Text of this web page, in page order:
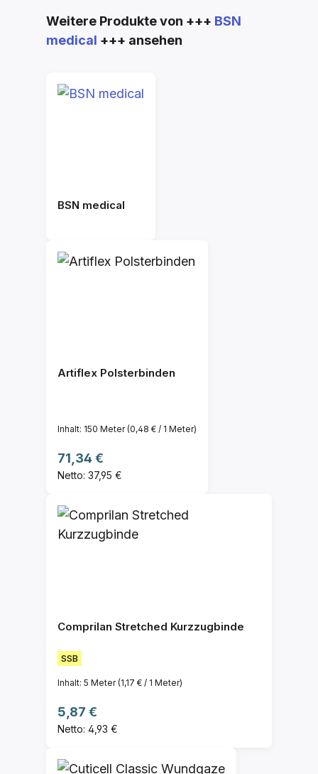
Produktgalerie überspringen
Weitere Produkte von +++ BSN
medical +++ ansehen
BSN medical
Artiflex Polsterbinden
Inhalt: 150 Meter(0,48 € / 1 Meter)
Regulärer Preis:
71,34 €
Netto: 37,95 €
Comprilan Stretched Kurzzugbinde
SSB
Inhalt: 5 Meter(1,17 € / 1 Meter)
Regulärer Preis:
5,87 €
Netto: 4,93 €